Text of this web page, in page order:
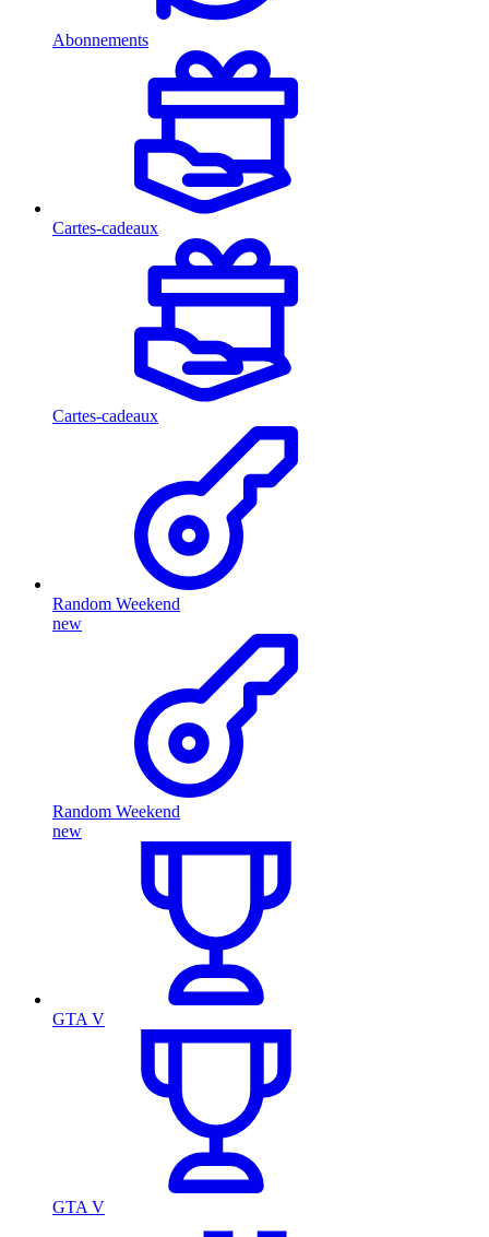
Abonnements
Cartes-cadeaux
Cartes-cadeaux
Random Weekend
new
Random Weekend
new
GTA V
GTA V